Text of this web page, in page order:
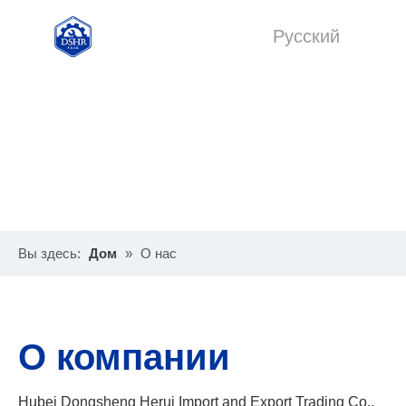
Pусский
Вы здесь: Дом » О нас
О компании
Hubei Dongsheng Herui Import and Export Trading Co.,